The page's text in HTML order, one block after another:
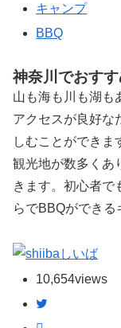
キャンプ
BBQ
神奈川でおす
山も海も川も湖も
アクセスが良好な
しむことができま
観光地が数多くあ
きます。初心者で
らでBBQができる
しいば
10,654views